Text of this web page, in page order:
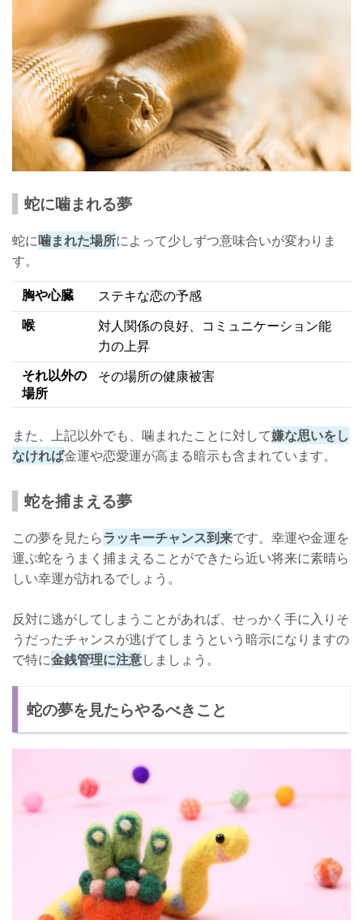
蛇に噛まれる夢
蛇に噛まれた場所によって少しずつ意味合いが変わりま
す。
胸や心臓
ステキな恋の予感
喉
対人関係の良好、コミュニケーション能
力の上昇
それ以外の
場所
その場所の健康被害
また、上記以外でも、噛まれたことに対して嫌な思いをし
なければ金運や恋愛運が高まる暗示も含まれています。
蛇を捕まえる夢
この夢を見たらラッキーチャンス到来です。幸運や金運を
運ぶ蛇をうまく捕まえることができたら近い将来に素晴ら
しい幸運が訪れるでしょう。
反対に逃がしてしまうことがあれば、せっかく手に入りそ
うだったチャンスが逃げてしまうという暗示になりますの
で特に金銭管理に注意しましょう。
蛇の夢を見たらやるべきこと